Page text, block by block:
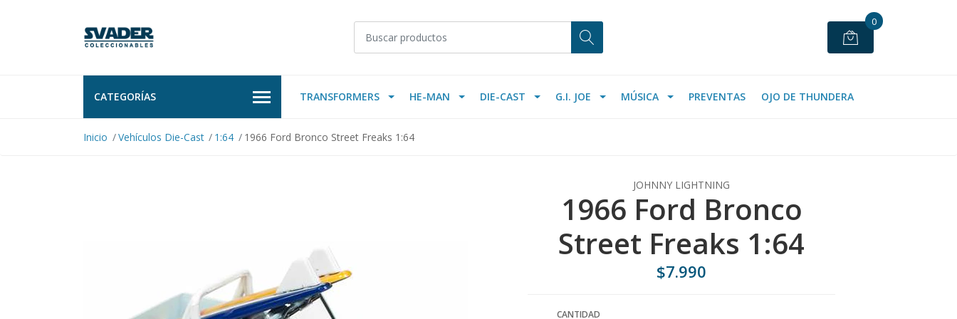
0
CATEGORÍAS TRANSFORMERS HE-MAN DIE-CAST G.I. JOE MÚSICA PREVENTAS OJO DE THUNDERA
Inicio Vehículos Die-Cast 1:64 1966 Ford Bronco Street Freaks 1:64
JOHNNY LIGHTNING
1966 Ford Bronco
Street Freaks 1:64
$7.990
CANTIDAD